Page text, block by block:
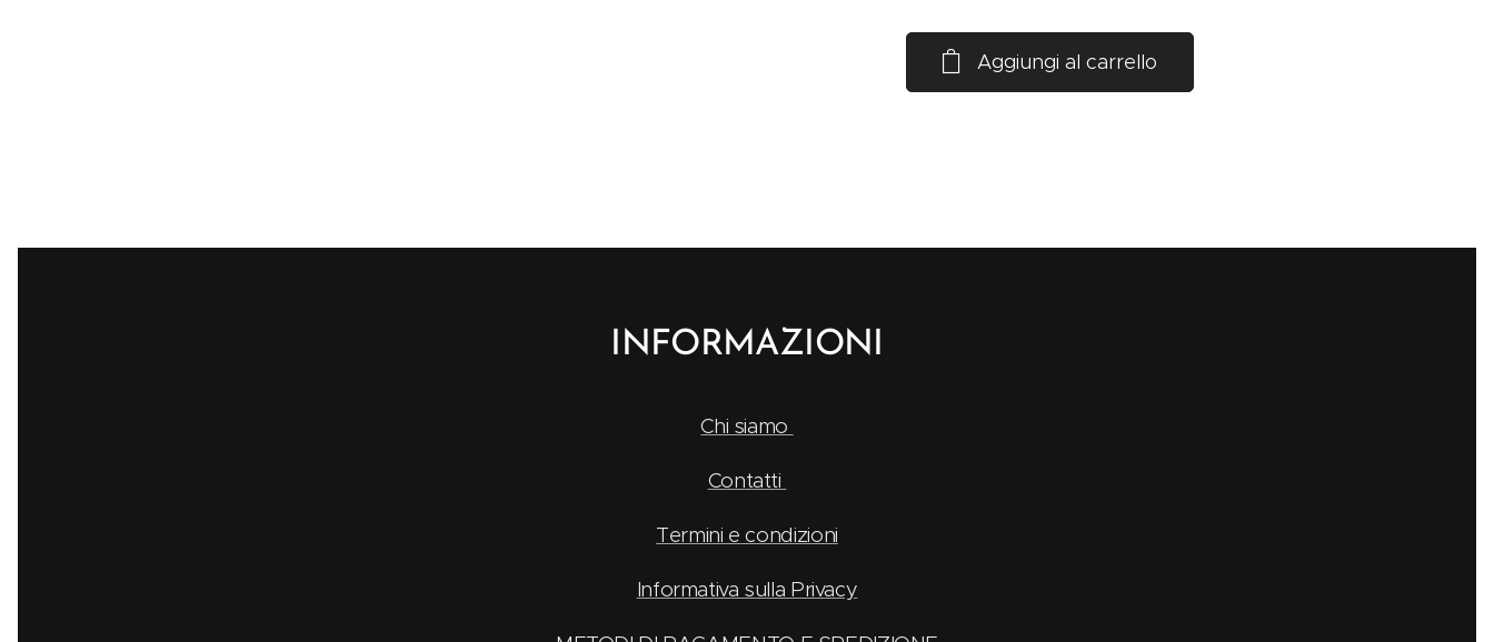
Aggiungi al carrello
INFORMAZIONI
Chi siamo
Contatti
Termini e condizioni
Informativa sulla Privacy